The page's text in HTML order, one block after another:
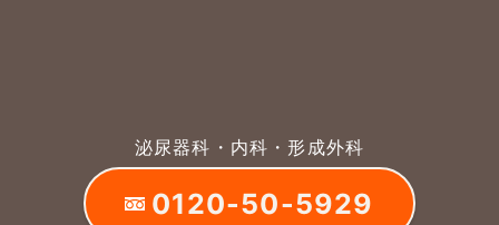
泌尿器科・内科・形成外科
0120-50-5929